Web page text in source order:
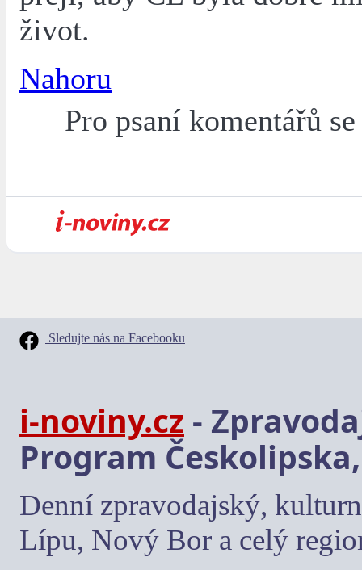
život.
Nahoru
Pro psaní komentářů
Sledujte nás na Facebooku
i-noviny.cz -
Program
Denní zpravodajský,
Lípu, Nový Bor a celý